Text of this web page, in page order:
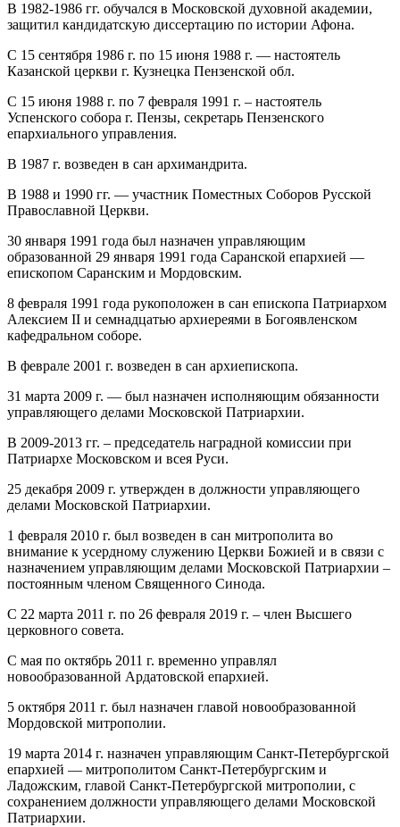
В 1982-1986 гг. обучался в Московской духовной академии,
защитил кандидатскую диссертацию по истории Афона.
С 15 сентября 1986 г. по 15 июня 1988 г. — настоятель
Казанской церкви г. Кузнецка Пензенской обл.
С 15 июня 1988 г. по 7 февраля 1991 г. – настоятель
Успенского собора г. Пензы, секретарь Пензенского
епархиального управления.
В 1987 г. возведен в сан архимандрита.
В 1988 и 1990 гг. — участник Поместных Соборов Русской
Православной Церкви.
30 января 1991 года был назначен управляющим
образованной 29 января 1991 года Саранской епархией —
епископом Саранским и Мордовским.
8 февраля 1991 года рукоположен в сан епископа Патриархом
Алексием II и семнадцатью архиереями в Богоявленском
кафедральном соборе.
В феврале 2001 г. возведен в сан архиепископа.
31 марта 2009 г. — был назначен исполняющим обязанности
управляющего делами Московской Патриархии.
В 2009-2013 гг. – председатель наградной комиссии при
Патриархе Московском и всея Руси.
25 декабря 2009 г. утвержден в должности управляющего
делами Московской Патриархии.
1 февраля 2010 г. был возведен в сан митрополита во
внимание к усердному служению Церкви Божией и в связи с
назначением управляющим делами Московской Патриархии –
постоянным членом Священного Синода.
С 22 марта 2011 г. по 26 февраля 2019 г. – член Высшего
церковного совета.
С мая по октябрь 2011 г. временно управлял
новообразованной Ардатовской епархией.
5 октября 2011 г. был назначен главой новообразованной
Мордовской митрополии.
19 марта 2014 г. назначен управляющим Санкт-Петербургской
епархией — митрополитом Санкт-Петербургским и
Ладожским, главой Санкт-Петербургской митрополии, с
сохранением должности управляющего делами Московской
Патриархии.